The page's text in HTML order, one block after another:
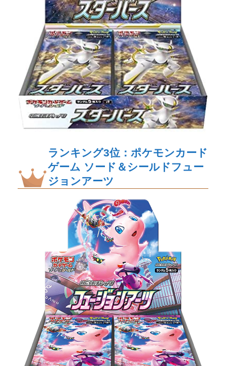
ランキング3位：ポケモンカード
ゲーム ソード＆シールドフュー
ジョンアーツ